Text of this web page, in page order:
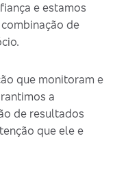
e estamos
de
que monitoram e
a
de resultados
que ele e